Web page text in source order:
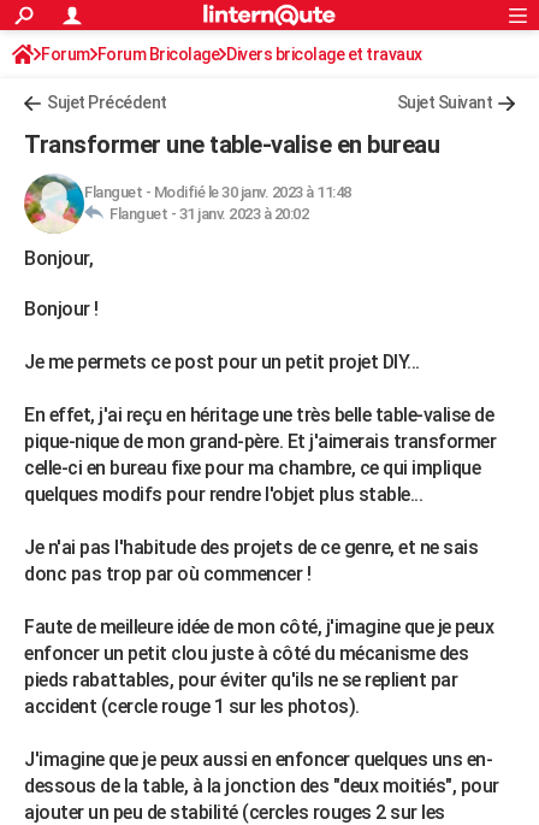
ACTUALITÉS
Politique
Société
Faits Divers
Education
Monde
Villes
+
FINANCE
Retraite
Impôts
Epargne
Immobilier
Risques naturels par ville
Banque
Assurance
Crédit
AUTO
Essais
Réserver un essai
Citadines
Berlines
SUV
Forum auto
+HIGH-TECH
Mobiles
Meilleur smartphone
Internet
Ordinateurs
Jeux vidéo
Guide high-tech
+BRICOLAGE
Forum
Aménagement intérieur
Extérieur
Cuisine
Salle de bains
Jardinage
Rangement
WEEK-END
Guides de France
Escapades
Patrimoine
Expositions
Musées
Week-end nature
LIFESTYLE
Art de vivre
Bien-être
Loisirs
Mode
Modes de vie
SANTE
Destinations
City break
Voyage nature
Voyage de noces
Forum
Climat
PHOTO
GUIDES D'ACHAT
BONS PLANS
CARTE DE VOEUX
Carte de Noël
Carte Bonne année
Carte Saint-Valentin
Carte Pâques
Carte d'anniversaire
DICTIONNAIRE
Dictionnaire
Biographies
Citations
Expressions
Proverbes
PROGRAMME TV
Rechercher
S'inscrire
Connexion
Forum Forum Bricolage Divers bricolage et travaux
Sujet Précédent Sujet Suivant
Transformer une table-valise en bureau
Flanguet - Modifié le 30 janv. 2023 à 11:48
Flanguet - 31 janv. 2023 à 20:02
Bonjour,
Bonjour !
Je me permets ce post pour un petit projet DIY...
En effet, j'ai reçu en héritage une très belle table-valise de
pique-nique de mon grand-père. Et j'aimerais transformer
celle-ci en bureau fixe pour ma chambre, ce qui implique
quelques modifs pour rendre l'objet plus stable...
Je n'ai pas l'habitude des projets de ce genre, et ne sais
donc pas trop par où commencer !
Faute de meilleure idée de mon côté, j'imagine que je peux
enfoncer un petit clou juste à côté du mécanisme des
pieds rabattables, pour éviter qu'ils ne se replient par
accident (cercle rouge 1 sur les photos).
J'imagine que je peux aussi en enfoncer quelques uns en-
dessous de la table, à la jonction des "deux moitiés", pour
ajouter un peu de stabilité (cercles rouges 2 sur les